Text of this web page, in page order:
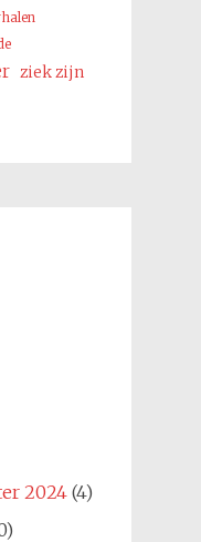
ziek zijn
2024(4)